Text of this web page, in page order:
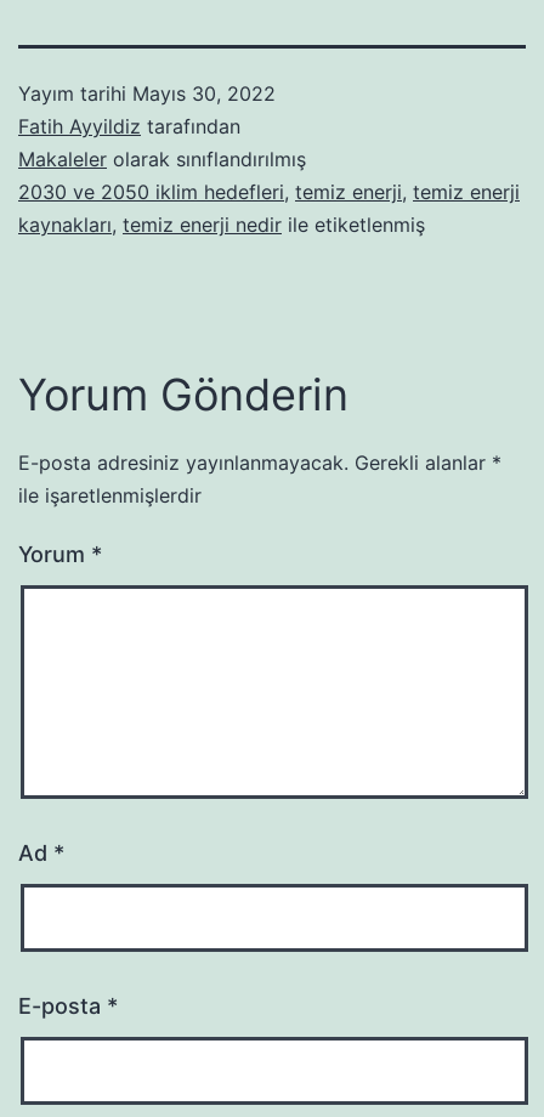
Yayım tarihi Mayıs 30, 2022
Fatih Ayyildiz tarafından
Makaleler olarak sınıflandırılmış
2030 ve 2050 iklim hedefleri, temiz enerji, temiz enerji
kaynakları, temiz enerji nedir ile etiketlenmiş
Yorum Gönderin
E-posta adresiniz yayınlanmayacak. Gerekli alanlar *
ile işaretlenmişlerdir
Yorum *
Ad *
E-posta *